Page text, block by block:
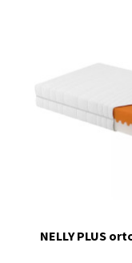
NELLY PLUS